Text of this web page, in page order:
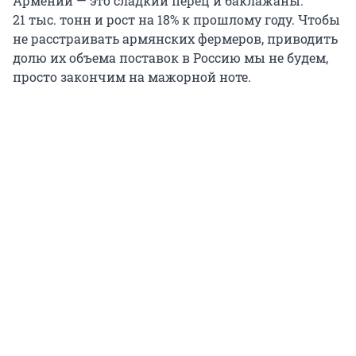
21 тыс. тонни рост на 18% к прошлому году. Чтобы
не расстраивать армянских фермеров, приводить
долю их объема поставок в Россию мы не будем,
просто закончим на мажорной ноте.